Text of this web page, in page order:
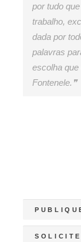
por tudo
trabalho,
dada por
palavras
escolha
Fontenele.❞
SOLICITE